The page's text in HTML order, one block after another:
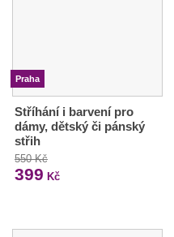
Praha
Stříhání i barvení pro
dámy, dětský či pánský
střih
550 Kč
399 Kč